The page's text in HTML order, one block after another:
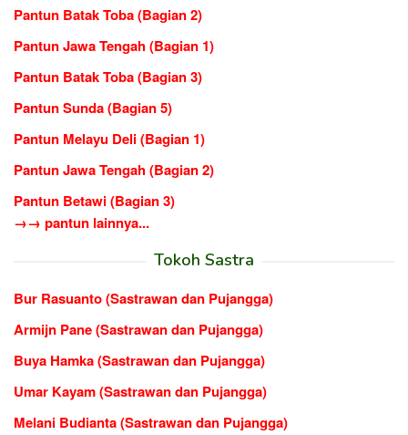
Pantun Batak Toba (Bagian 2)
Pantun Jawa Tengah (Bagian 1)
Pantun Batak Toba (Bagian 3)
Pantun Sunda (Bagian 5)
Pantun Melayu Deli (Bagian 1)
Pantun Jawa Tengah (Bagian 2)
Pantun Betawi (Bagian 3)
→→ pantun lainnya...
Tokoh Sastra
Bur Rasuanto (Sastrawan dan Pujangga)
Armijn Pane (Sastrawan dan Pujangga)
Buya Hamka (Sastrawan dan Pujangga)
Umar Kayam (Sastrawan dan Pujangga)
Melani Budianta (Sastrawan dan Pujangga)